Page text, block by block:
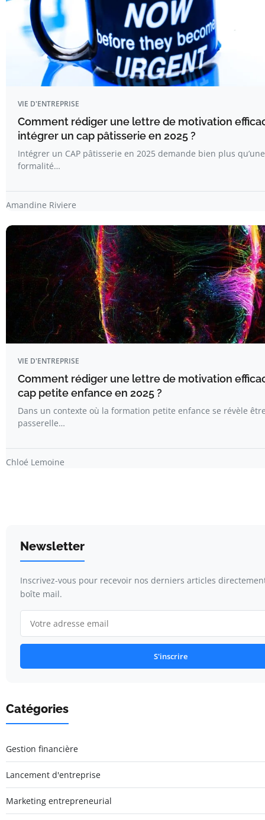
VIE D'ENTREPRISE
Comment rédiger une lettre de motivation
intégrer un cap pâtisserie en 2025 ?
Intégrer un CAP pâtisserie en 2025 demande bien plus
formalité…
Amandine Riviere
VIE D'ENTREPRISE
Comment rédiger une lettre de motivation
cap petite enfance en 2025 ?
Dans un contexte où la formation petite enfance se révèle
passerelle…
Chloé Lemoine
Newsletter
Inscrivez-vous pour recevoir nos derniers articles
boîte mail.
S'inscrire
Catégories
Gestion financière
Lancement d'entreprise
Marketing entrepreneurial